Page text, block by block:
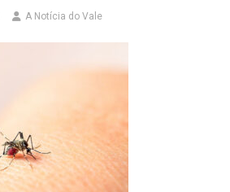
A Notícia do Vale